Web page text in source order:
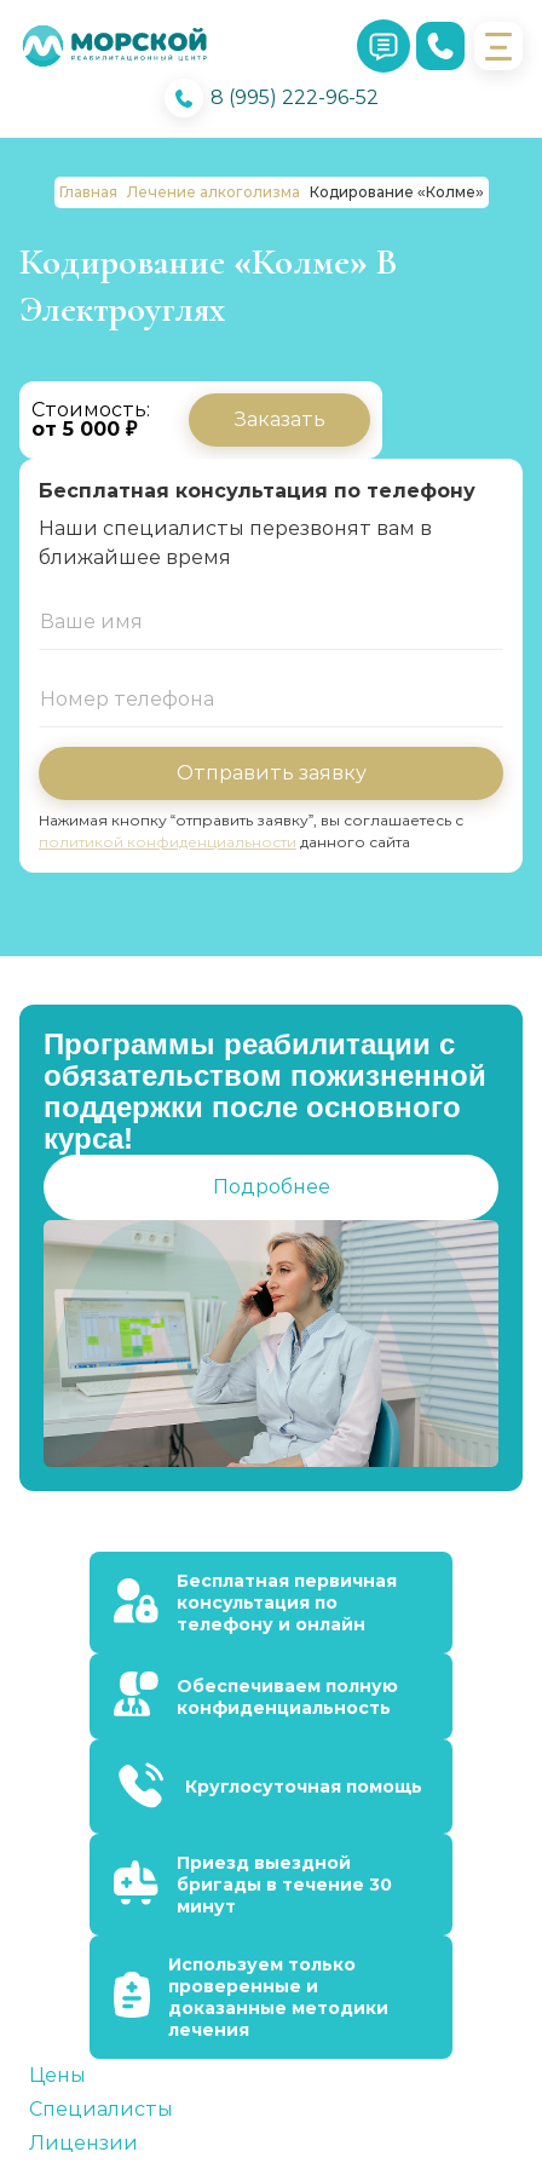
8 (995) 222-96-52
Главная Лечение алкоголизма Кодирование «Колме»
Кодирование «Колме» В
Электроуглях
Стоимость:
от 5 000 ₽
Заказать
Бесплатная консультация по телефону
Наши специалисты перезвонят вам в
ближайшее время
Отправить заявку
Нажимая кнопку “отправить заявку”, вы соглашаетесь с
политикой конфиденциальности данного сайта
Программы реабилитации с
обязательством пожизненной
поддержки после основного
курса!
Подробнее
Бесплатная первичная
консультация по
телефону и онлайн
Обеспечиваем полную
конфиденциальность
Круглосуточная помощь
Приезд выездной
бригады в течение 30
минут
Используем только
проверенные и
доказанные методики
лечения
Цены
Специалисты
Лицензии